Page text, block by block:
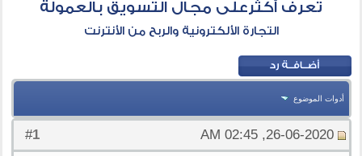
تعرف أكثرعلى مجال التسويق بالعمولة
التجارة الألكترونية والربح من الأنترنت
أدوات الموضوع
#
1 26-06-2020, 02:45 AM